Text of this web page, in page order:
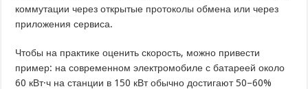
коммутации через открытые протоколы обмена или через
приложения сервиса.
Чтобы на практике оценить скорость, можно привести
пример: на современном электромобиле с батареей около
60 кВт·ч на станции в 150 кВт обычно достигают 50–60%